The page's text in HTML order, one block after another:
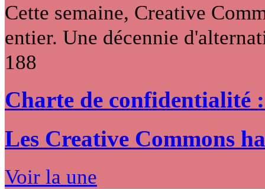
Cette semaine, Creative
entier. Une décennie
188
Charte de confidentialité
Les Creative Commons
Voir la une